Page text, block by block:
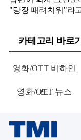
"당장 때려치워"라
카테고리 바로
영화/OTT 비하인
드
영화/OTT 뉴스